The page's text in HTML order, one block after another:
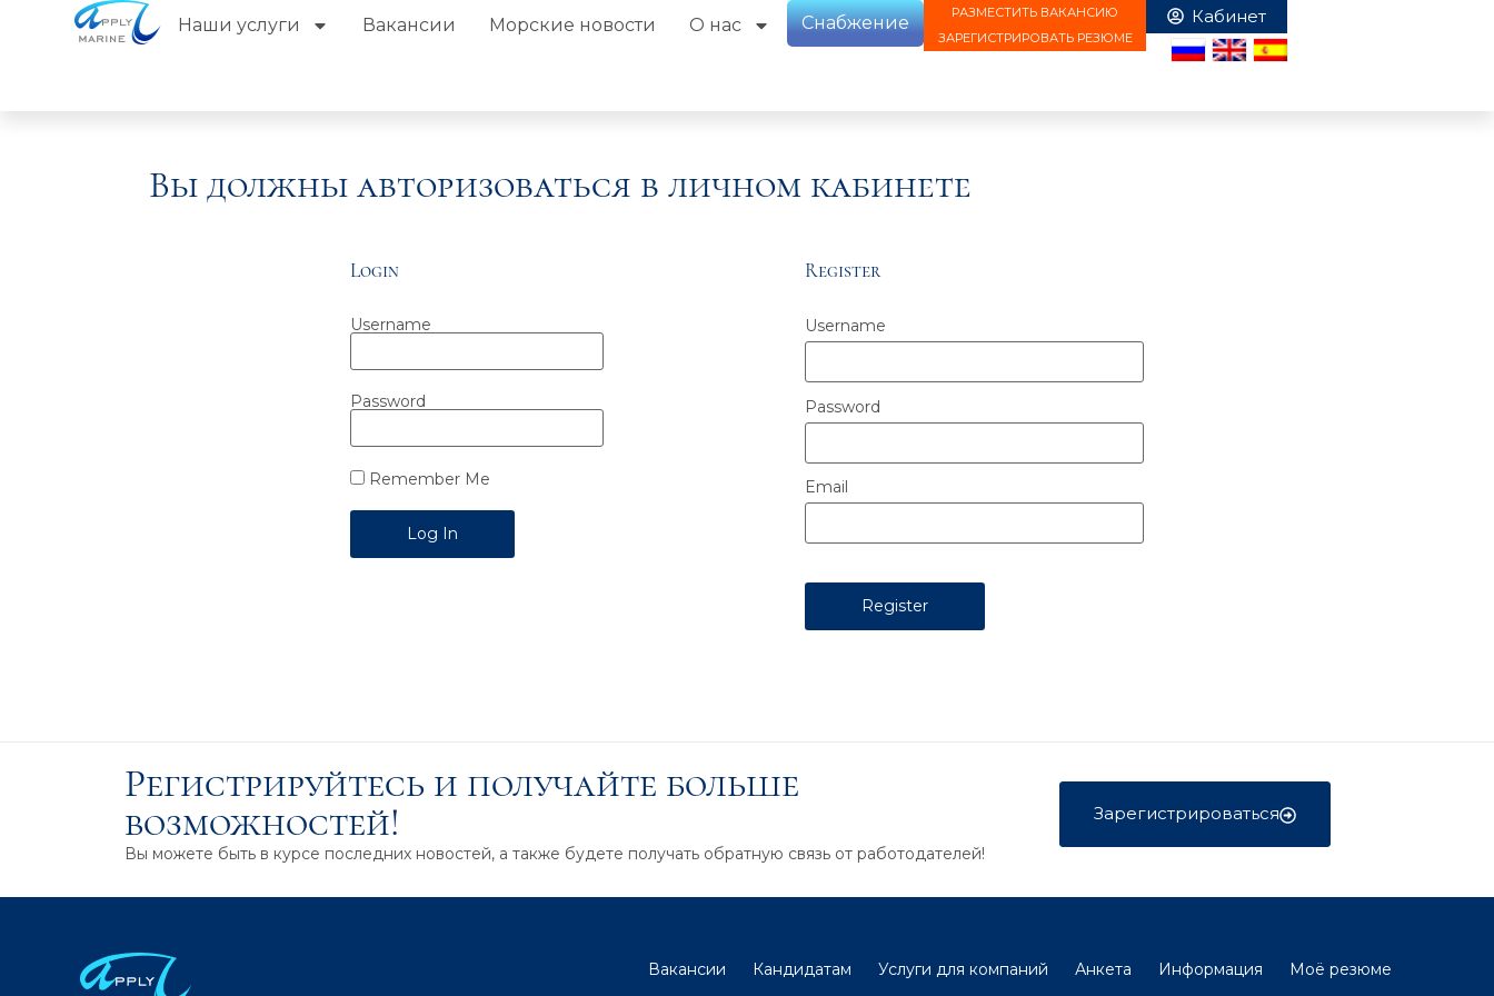
Наши услуги Вакансии Морские новости О нас Снабжение
РАЗМЕСТИТЬ ВАКАНСИЮ
ЗАРЕГИСТРИРОВАТЬ РЕЗЮМЕ
Вы должны авторизоваться в личном кабинете
Login
Username
Password
Remember Me
Register
Username
Password
Email
Регистрируйтесь и получайте больше
возможностей!
Вы можете быть в курсе последних новостей, а также будете получать обратную связь от работодателей!
Зарегистрироваться
Вакансии Кандидатам Услуги для компаний Анкета Информация
Моё резюме